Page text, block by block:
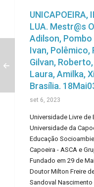
UNICAPOEIRA,
LUA. Mestr@s
Adilson, Pombo
Ivan, Polêmico,
Gilvan,
Laura, Amilka,
Brasília.
set 6, 2023
Universidade Livre de
Universidade da
Educação
Capoeira - ASCA e
Fundado em 29 de
Doutor Milton Freire
Sandoval Nascimento